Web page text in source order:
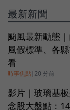
最新新聞
颱風最新動態
風假標準、各
看
時事焦點 |20 分前
影片｜玻璃基
念股大盤點：